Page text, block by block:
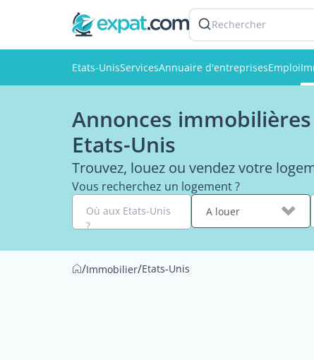
Rechercher
Etats-UnisServicesAnnuaire d'entreprisesEmploi
Annonces
Etats-Unis
Trouvez, louez ou vendez votre
Vous recherchez un logement ?
Où aux Etats-Unis
?
A louer
/Immobilier/Etats-Unis